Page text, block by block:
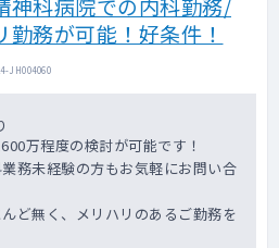
神科病院での内科勤務/
務が可能！好条件！
JH004060
万程度の検討が可能です！
務未経験の方もお気軽にお問い合
ど無く、メリハリのあるご勤務を